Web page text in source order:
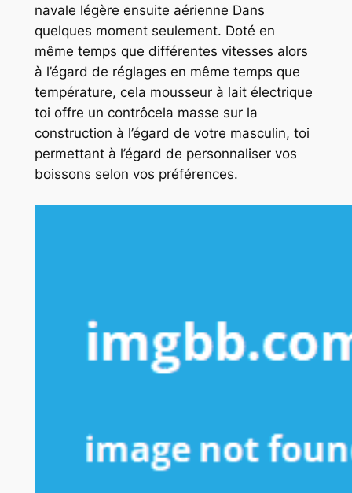
navale légère ensuite aérienne Dans
quelques moment seulement. Doté en
même temps que différentes vitesses alors
à l’égard de réglages en même temps que
température, cela mousseur à lait électrique
toi offre un contrôcela masse sur la
construction à l’égard de votre masculin, toi
permettant à l’égard de personnaliser vos
boissons selon vos préférences.